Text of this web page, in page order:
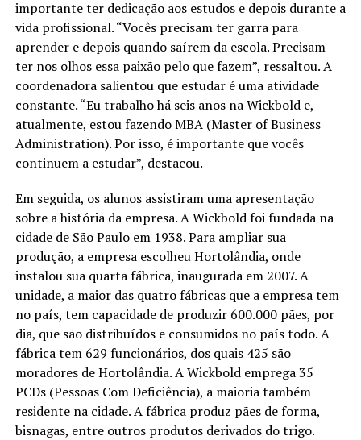
importante ter dedicação aos estudos e depois durante a
vida profissional. “Vocês precisam ter garra para
aprender e depois quando saírem da escola. Precisam
ter nos olhos essa paixão pelo que fazem”, ressaltou. A
coordenadora salientou que estudar é uma atividade
constante. “Eu trabalho há seis anos na Wickbold e,
atualmente, estou fazendo MBA (Master of Business
Administration). Por isso, é importante que vocês
continuem a estudar”, destacou.
Em seguida, os alunos assistiram uma apresentação
sobre a história da empresa. A Wickbold foi fundada na
cidade de São Paulo em 1938. Para ampliar sua
produção, a empresa escolheu Hortolândia, onde
instalou sua quarta fábrica, inaugurada em 2007. A
unidade, a maior das quatro fábricas que a empresa tem
no país, tem capacidade de produzir 600.000 pães, por
dia, que são distribuídos e consumidos no país todo. A
fábrica tem 629 funcionários, dos quais 425 são
moradores de Hortolândia. A Wickbold emprega 35
PCDs (Pessoas Com Deficiência), a maioria também
residente na cidade. A fábrica produz pães de forma,
bisnagas, entre outros produtos derivados do trigo.